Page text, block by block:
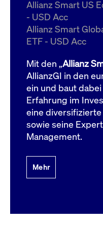
Allianz Smart US
- USD Acc
Allianz Smart
ETF - USD Acc
Mit den „Allianz
AllianzGI in den
ein und baut
Erfahrung im
eine
sowie seine
Management.
Mehr
ApplicationGatewayAffinityCORS